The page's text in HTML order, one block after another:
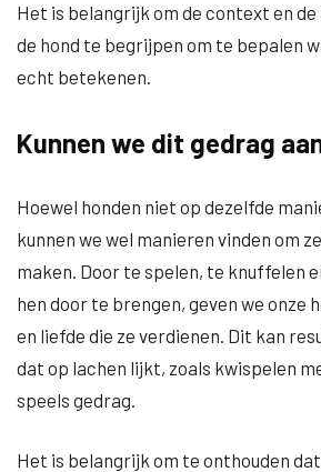
Het is belangrijk om de context en de
de hond te begrijpen om te bepalen
echt betekenen.
Kunnen we dit gedrag
Hoewel honden niet op dezelfde
kunnen we wel manieren vinden om
maken. Door te spelen, te knuffelen
hen door te brengen, geven we onze
en liefde die ze verdienen. Dit kan
dat op lachen lijkt, zoals kwispelen
speels gedrag.
Het is belangrijk om te onthouden